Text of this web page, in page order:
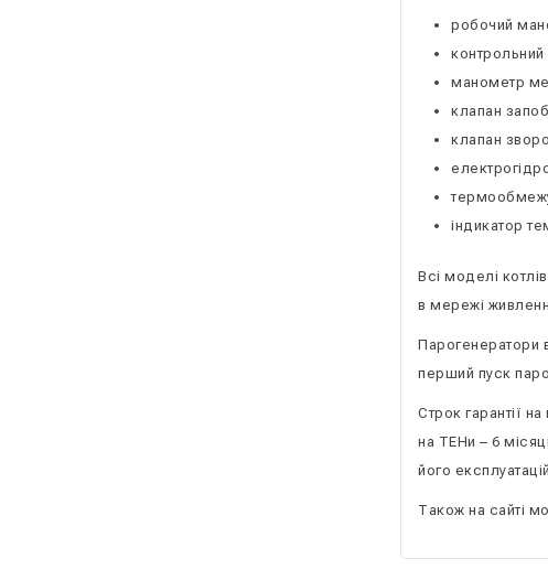
робочий
манометр
клапан
клапан
індикатор
Всі моделі
в мережі
Парогенератори
перший пуск
Строк гарантії
на ТЕНи – 6
його
Також на сайті